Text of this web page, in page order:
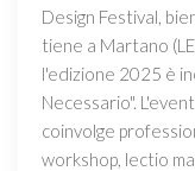
Design Festival,
tiene a Martano
l'edizione 2025 è
Necessario".
coinvolge
workshop, lectio